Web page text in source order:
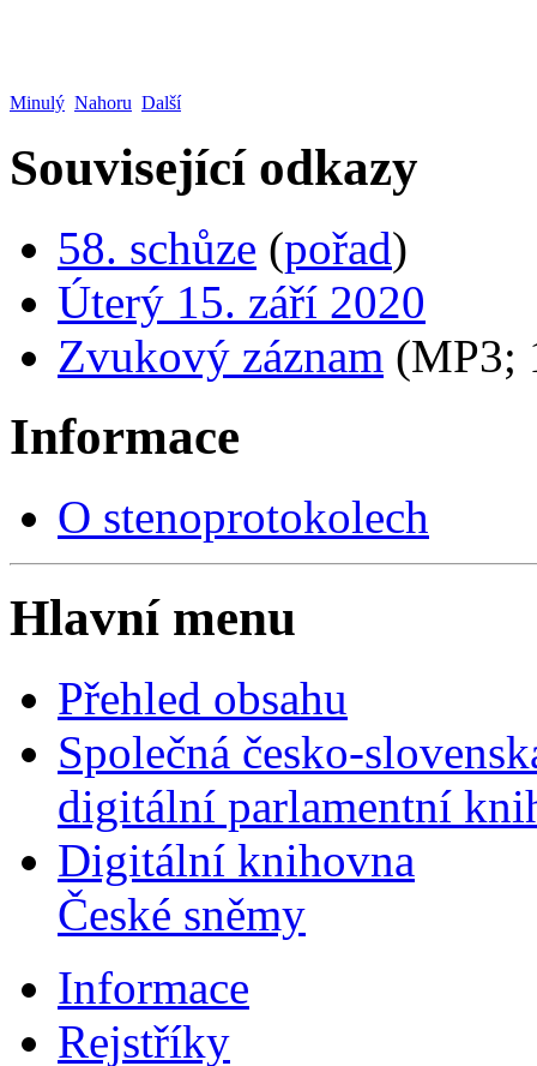
Minulý Nahoru Další
Související odkazy
58. schůze (pořad)
Úterý 15. září 2020
Zvukový záznam (MP3;
Informace
O stenoprotokolech
Hlavní menu
Přehled obsahu
Společná česko-
digitální parlamentní
Digitální knihovna
České sněmy
Informace
Rejstříky